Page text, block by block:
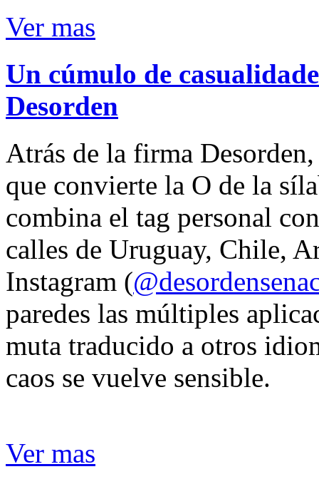
Ver mas
Un cúmulo de
Desorden
Atrás de la firma
que convierte la O de la
combina el tag personal
calles de Uruguay, Chile,
Instagram (
paredes las múltiples
muta traducido a otros
caos se vuelve sensible.
Ver mas